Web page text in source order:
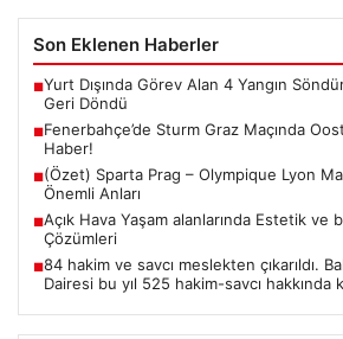
Son Eklenen Haberler
■Yurt Dışında Görev Alan 4 Yangın
Geri Döndü
■Fenerbahçe’de Sturm Graz Maçında
Haber!
■(Özet) Sparta Prag – Olympique Lyon
Önemli Anları
■Açık Hava Yaşam alanlarında Estetik ve
Çözümleri
■84 hakim ve savcı meslekten çıkarıldı.
Dairesi bu yıl 525 hakim-savcı hakkında